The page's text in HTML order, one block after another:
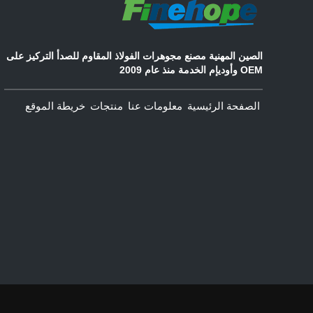
الصين المهنية مصنع مجوهرات الفولاذ المقاوم للصدأ التركيز على
OEM وأوديإم الخدمة منذ عام 2009
الصفحة الرئيسية معلومات عنا منتجات خريطة الموقع